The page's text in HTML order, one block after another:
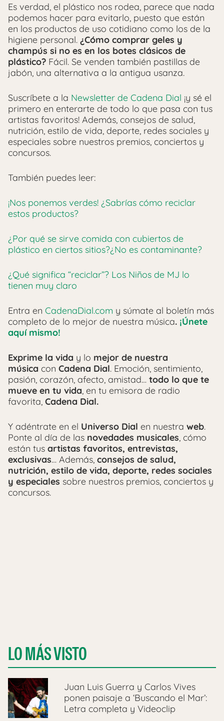
Es verdad, el plástico nos rodea, parece que nada
podemos hacer para evitarlo, puesto que están
en los productos de uso cotidiano como los de la
higiene personal. ¿Cómo comprar geles y
champús si no es en los botes clásicos de
plástico? Fácil. Se venden también pastillas de
jabón, una alternativa a la antigua usanza.
Suscríbete a la Newsletter de Cadena Dial ¡y sé el
primero en enterarte de todo lo que pasa con tus
artistas favoritos! Además, consejos de salud,
nutrición, estilo de vida, deporte, redes sociales y
especiales sobre nuestros premios, conciertos y
concursos.
También puedes leer:
¡Nos ponemos verdes! ¿Sabrías cómo reciclar
estos productos?
¿Por qué se sirve comida con cubiertos de
plástico en ciertos sitios?¿No es contaminante?
¿Qué significa “reciclar”? Los Niños de MJ lo
tienen muy claro
Entra en CadenaDial.com y súmate al boletín más
completo de lo mejor de nuestra música. ¡Únete
aquí mismo!
Exprime la vida y lo mejor de nuestra
música con Cadena Dial. Emoción, sentimiento,
pasión, corazón, afecto, amistad… todo lo que te
mueve en tu vida, en tu emisora de radio
favorita, Cadena Dial.
Y adéntrate en el Universo Dial en nuestra web.
Ponte al día de las novedades musicales, cómo
están tus artistas favoritos, entrevistas,
exclusivas… Además, consejos de salud,
nutrición, estilo de vida, deporte, redes sociales
y especiales sobre nuestros premios, conciertos y
concursos.
LO MÁS VISTO
Juan Luis Guerra y Carlos Vives
ponen paisaje a ‘Buscando el Mar’:
Letra completa y Videoclip